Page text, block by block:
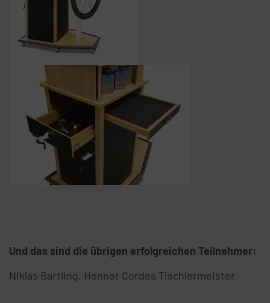
Und das sind die übrigen erfolgreichen Teilnehmer:
Niklas Bartling, Henner Cordes Tischlermeister